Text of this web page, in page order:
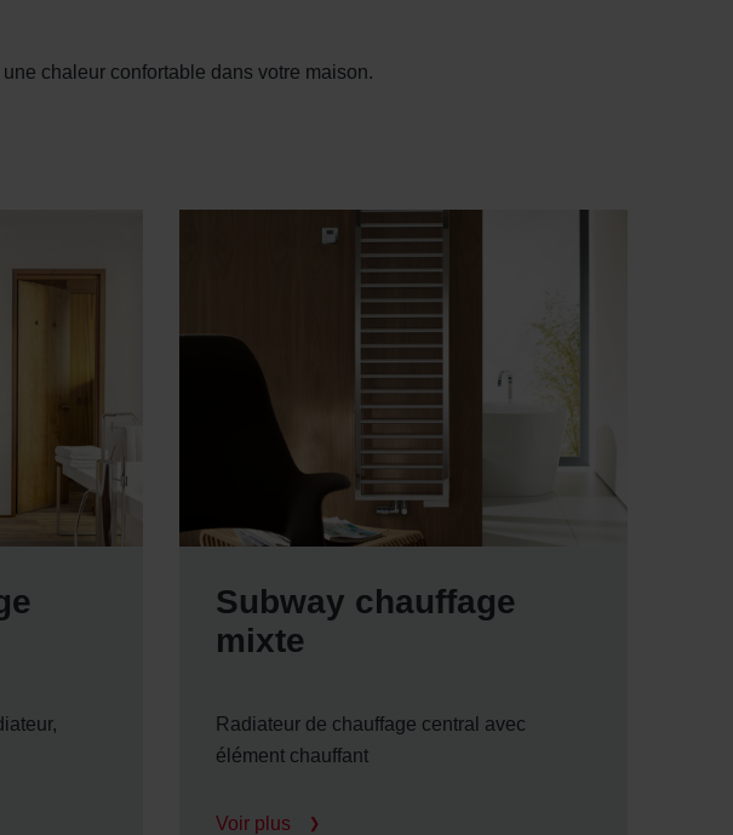
chaleur confortable dans votre maison.
Subway chauffage
mixte
Radiateur de chauffage central avec
élément chauffant
Voir plus